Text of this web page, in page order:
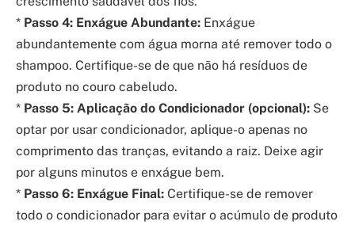
* Passo 4: Enxágue Abundante: Enxágue
abundantemente com água morna até remover todo o
shampoo. Certifique-se de que não há resíduos de
produto no couro cabeludo.
* Passo 5: Aplicação do Condicionador (opcional): Se
optar por usar condicionador, aplique-o apenas no
comprimento das tranças, evitando a raiz. Deixe agir
por alguns minutos e enxágue bem.
* Passo 6: Enxágue Final: Certifique-se de remover
todo o condicionador para evitar o acúmulo de produto